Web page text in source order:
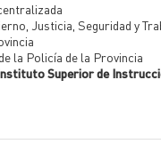
Justicia, Seguridad y
la Policía de la Provincia
Superior de